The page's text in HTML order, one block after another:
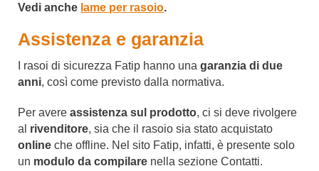
Vedi anche lame per rasoio.
Assistenza e garanzia
I rasoi di sicurezza Fatip hanno una garanzia di due
anni, così come previsto dalla normativa.
Per avere assistenza sul prodotto, ci si deve rivolgere
al rivenditore, sia che il rasoio sia stato acquistato
online che offline. Nel sito Fatip, infatti, è presente solo
un modulo da compilare nella sezione Contatti.